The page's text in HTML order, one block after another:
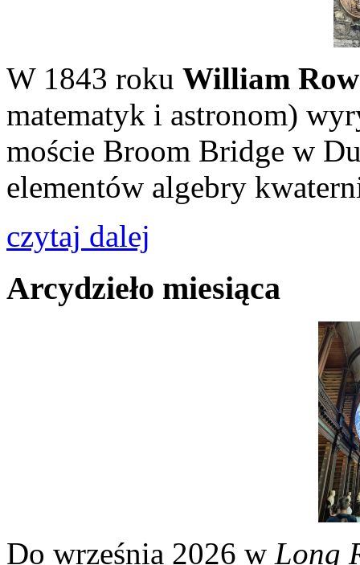
W 1843 roku William
matematyk i astronom)
moście Broom Bridge w
elementów algebry
czytaj dalej
Arcydzieło miesiąca
Do września 2026 w Long